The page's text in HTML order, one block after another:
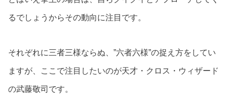
るでしょうからその動向に注目です。
それぞれに三者三様ならぬ、”六者六様”の捉え方をしてい
ますが、ここで注目したいのが天才・クロス・ウィザード
の武藤敬司です。